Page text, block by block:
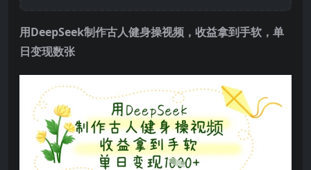
用DeepSeek制作古人健身操视频，收益拿到手软，单
日变现数张